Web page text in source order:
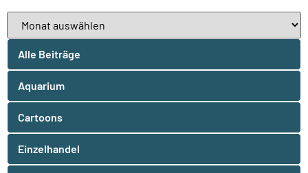
Alle Beiträge
Aquarium
Cartoons
Einzelhandel